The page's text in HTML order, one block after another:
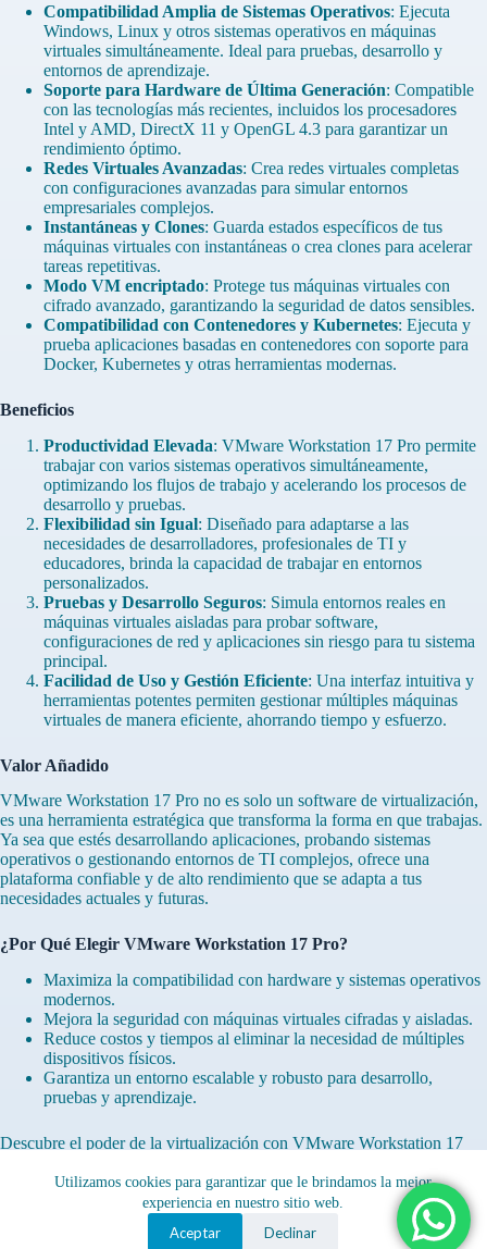
Utilizamos cookies para garantizar que le brindamos la mejor
experiencia en nuestro sitio web.
Aceptar Declinar
Compatibilidad Amplia de Sistemas Operativos: Ejecuta
Windows, Linux y otros sistemas operativos en máquinas
virtuales simultáneamente. Ideal para pruebas, desarrollo y
entornos de aprendizaje.
Soporte para Hardware de Última Generación: Compatible
con las tecnologías más recientes, incluidos los procesadores
Intel y AMD, DirectX 11 y OpenGL 4.3 para garantizar un
rendimiento óptimo.
Redes Virtuales Avanzadas: Crea redes virtuales completas
con configuraciones avanzadas para simular entornos
empresariales complejos.
Instantáneas y Clones: Guarda estados específicos de tus
máquinas virtuales con instantáneas o crea clones para acelerar
tareas repetitivas.
Modo VM encriptado: Protege tus máquinas virtuales con
cifrado avanzado, garantizando la seguridad de datos sensibles.
Compatibilidad con Contenedores y Kubernetes: Ejecuta y
prueba aplicaciones basadas en contenedores con soporte para
Docker, Kubernetes y otras herramientas modernas.
Beneficios
Productividad Elevada: VMware Workstation 17 Pro permite
trabajar con varios sistemas operativos simultáneamente,
optimizando los flujos de trabajo y acelerando los procesos de
desarrollo y pruebas.
Flexibilidad sin Igual: Diseñado para adaptarse a las
necesidades de desarrolladores, profesionales de TI y
educadores, brinda la capacidad de trabajar en entornos
personalizados.
Pruebas y Desarrollo Seguros: Simula entornos reales en
máquinas virtuales aisladas para probar software,
configuraciones de red y aplicaciones sin riesgo para tu sistema
principal.
Facilidad de Uso y Gestión Eficiente: Una interfaz intuitiva y
herramientas potentes permiten gestionar múltiples máquinas
virtuales de manera eficiente, ahorrando tiempo y esfuerzo.
Valor Añadido
VMware Workstation 17 Pro no es solo un software de virtualización,
es una herramienta estratégica que transforma la forma en que trabajas.
Ya sea que estés desarrollando aplicaciones, probando sistemas
operativos o gestionando entornos de TI complejos, ofrece una
plataforma confiable y de alto rendimiento que se adapta a tus
necesidades actuales y futuras.
¿Por Qué Elegir VMware Workstation 17 Pro?
Maximiza la compatibilidad con hardware y sistemas operativos
modernos.
Mejora la seguridad con máquinas virtuales cifradas y aisladas.
Reduce costos y tiempos al eliminar la necesidad de múltiples
dispositivos físicos.
Garantiza un entorno escalable y robusto para desarrollo,
pruebas y aprendizaje.
Descubre el poder de la virtualización con VMware Workstation 17
crea y controla tus entornos virtuales como nunca antes.